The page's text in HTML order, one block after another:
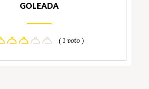
GOLEADA
( 1 voto )